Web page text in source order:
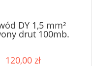
DY 1,5 mm²
drut 100mb.
120,00 zł